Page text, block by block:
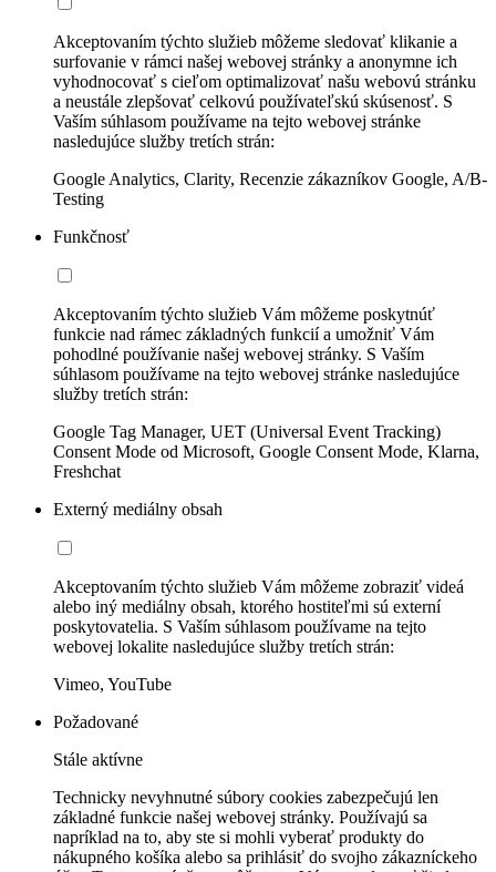
Akceptovaním týchto služieb môžeme sledovať klikanie a
surfovanie v rámci našej webovej stránky a anonymne ich
vyhodnocovať s cieľom optimalizovať našu webovú stránku
a neustále zlepšovať celkovú používateľskú skúsenosť. S
Vaším súhlasom používame na tejto webovej stránke
nasledujúce služby tretích strán:
Google Analytics, Clarity, Recenzie zákazníkov Google, A/B-
Testing
Funkčnosť
Akceptovaním týchto služieb Vám môžeme poskytnúť
funkcie nad rámec základných funkcií a umožniť Vám
pohodlné používanie našej webovej stránky. S Vaším
súhlasom používame na tejto webovej stránke nasledujúce
služby tretích strán:
Google Tag Manager, UET (Universal Event Tracking)
Consent Mode od Microsoft, Google Consent Mode, Klarna,
Freshchat
Externý mediálny obsah
Akceptovaním týchto služieb Vám môžeme zobraziť videá
alebo iný mediálny obsah, ktorého hostiteľmi sú externí
poskytovatelia. S Vaším súhlasom používame na tejto
webovej lokalite nasledujúce služby tretích strán:
Vimeo, YouTube
Požadované
Stále aktívne
Technicky nevyhnutné súbory cookies zabezpečujú len
základné funkcie našej webovej stránky. Používajú sa
napríklad na to, aby ste si mohli vyberať produkty do
nákupného košíka alebo sa prihlásiť do svojho zákazníckeho